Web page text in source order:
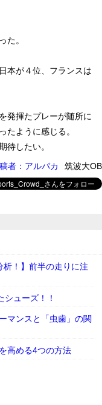
た。
本が４位、フランスは
発揮たプレーが随所に
たように感じる。
待したい。
者：アルパカ
筑波大OB
析！】前半の走りに注
ューズ！！
マンスと「虫歯」の関
高める4つの方法